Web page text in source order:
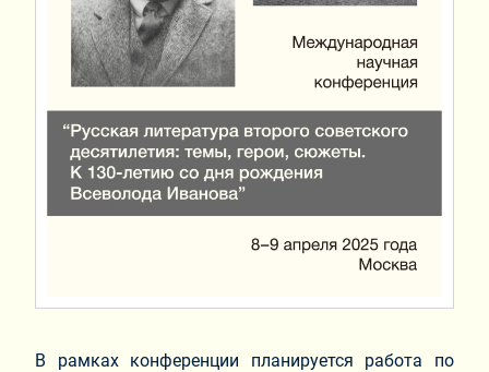
В рамках конференции планируется работа по